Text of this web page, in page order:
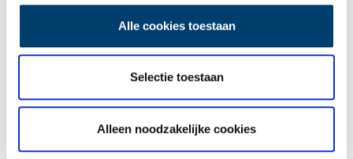
Alle cookies toestaan
Selectie toestaan
Alleen noodzakelijke cookies
Kaart Schermer
Bron: Thea de Roos- van Rooden: Het Noorderpolderhuis, ‘In
consideratie dat dit door de tijd profijtelijk is’. Uitgave Waterschap